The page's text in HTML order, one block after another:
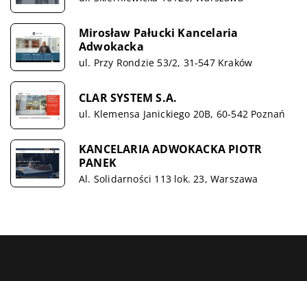
Mirosław Pałucki Kancelaria
Adwokacka
ul. Przy Rondzie 53/2, 31-547 Kraków
CLAR SYSTEM S.A.
ul. Klemensa Janickiego 20B, 60-542 Poznań
KANCELARIA ADWOKACKA PIOTR
PANEK
Al. Solidarności 113 lok. 23, Warszawa